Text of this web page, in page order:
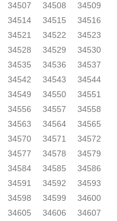
34507 34508
34509
34514 34515
34516
34521 34522
34523
34528 34529
34530
34535 34536
34537
34542 34543
34544
34549 34550
34551
34556 34557
34558
34563 34564
34565
34570 34571
34572
34577 34578
34579
34584 34585
34586
34591 34592
34593
34598 34599
34600
34605 34606 34607